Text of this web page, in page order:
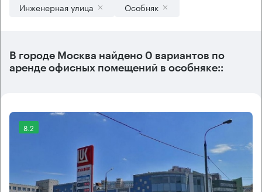
Инженерная улица Особняк
В городе Москва найдено 0 вариантов по
аренде офисных помещений в особняке::
8.2